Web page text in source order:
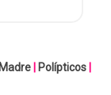
Polípticos